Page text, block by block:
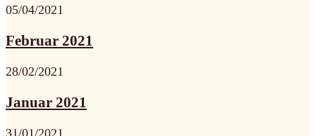
05/04/2021
Februar 2021
28/02/2021
Januar 2021